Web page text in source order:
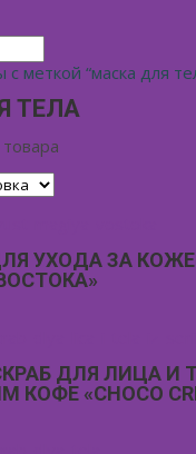
меткой “маска для
ТЕЛА
УХОДА ЗА
ДЛЯ ЛИЦА И
«CHOCO